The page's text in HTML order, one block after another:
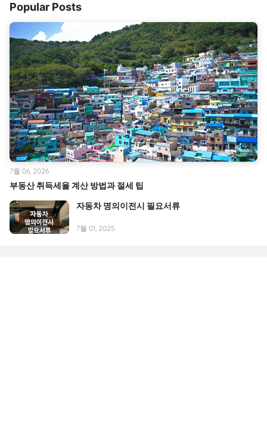
Popular Posts
부동산 취득세율 계산 방법과 절세 팁
7월 06, 2026
자동차 명의이전시 필요서류
7월 01, 2025